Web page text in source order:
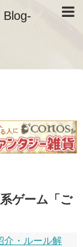
ゲーム「ご
介・ルール解